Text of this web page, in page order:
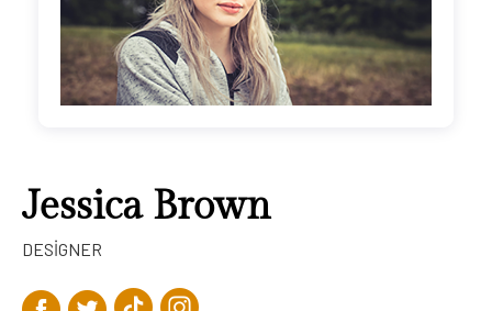
Jessica Brown
DESIGNER